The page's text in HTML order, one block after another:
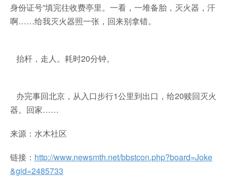
身份证号”填完往收费亭里。一看，一堆备胎，灭火器，汗
啊……给我灭火器照一张，回来别拿错。
抬杆，走人。耗时20分钟。
办完事回北京，从入口步行1公里到出口，给20赎回灭火
器。回家……
来源：水木社区
链接： http://www.newsmth.net/bbstcon.php?board=Joke
&gid=2485733